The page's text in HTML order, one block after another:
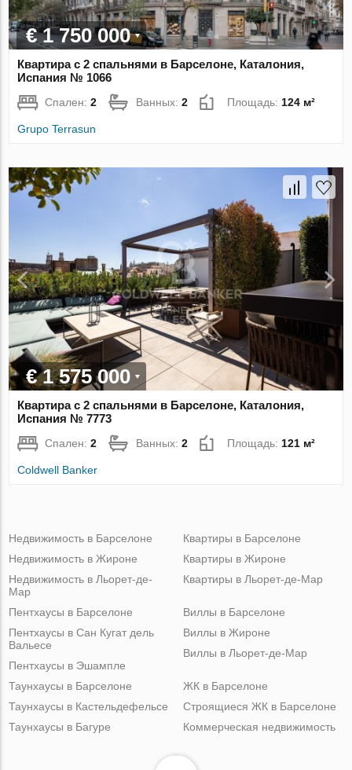
€ 1 750 000
Квартира с 2 спальнями в Барселоне, Каталония,
Испания № 1066
Спален:2 Ванных:2 Площадь: 124 м²
Grupo Terrasun
€ 1 575 000
Квартира с 2 спальнями в Барселоне, Каталония,
Испания № 7773
Спален:2 Ванных:2 Площадь: 121 м²
Coldwell Banker
Недвижимость в Барселоне
Недвижимость в Жироне
Недвижимость в Льорет-де-
Мар
Квартиры в Барселоне
Квартиры в Жироне
Квартиры в Льорет-де-Мар
Пентхаусы в Барселоне
Пентхаусы в Сан Кугат дель
Вальесе
Пентхаусы в Эшампле
Виллы в Барселоне
Виллы в Жироне
Виллы в Льорет-де-Мар
Таунхаусы в Барселоне
Таунхаусы в Кастельдефельсе
Таунхаусы в Багуре
ЖК в Барселоне
Строящиеся ЖК в Барселоне
Коммерческая недвижимость